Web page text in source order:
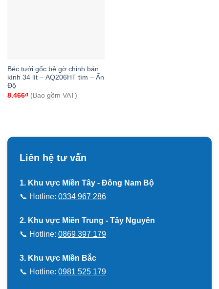
Béc tưới gốc bẻ gờ chỉnh bán
kính 34 lít – AQ206HT tím – Ấn
Độ
8.466₫(Bao gồm VAT)
Liên hệ tư vấn
1. Khu vực Miền Tây - Đông Nam Bộ
📞 Hotline: 0334 967 286
2. Khu vực Miền Trung - Tây Nguyên
📞 Hotline: 0869 397 179
3. Khu vực Miền Bắc
📞 Hotline: 0981 525 179